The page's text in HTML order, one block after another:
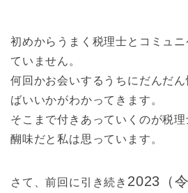
初めからうまく税理士とコミュ
ていません。
何回かお会いするうちにだんだ
ばいいかがわかってきます。
そこまで付きあっていくのが税
醐味だと私は思っています。
さて、前回に引き続き 2023（